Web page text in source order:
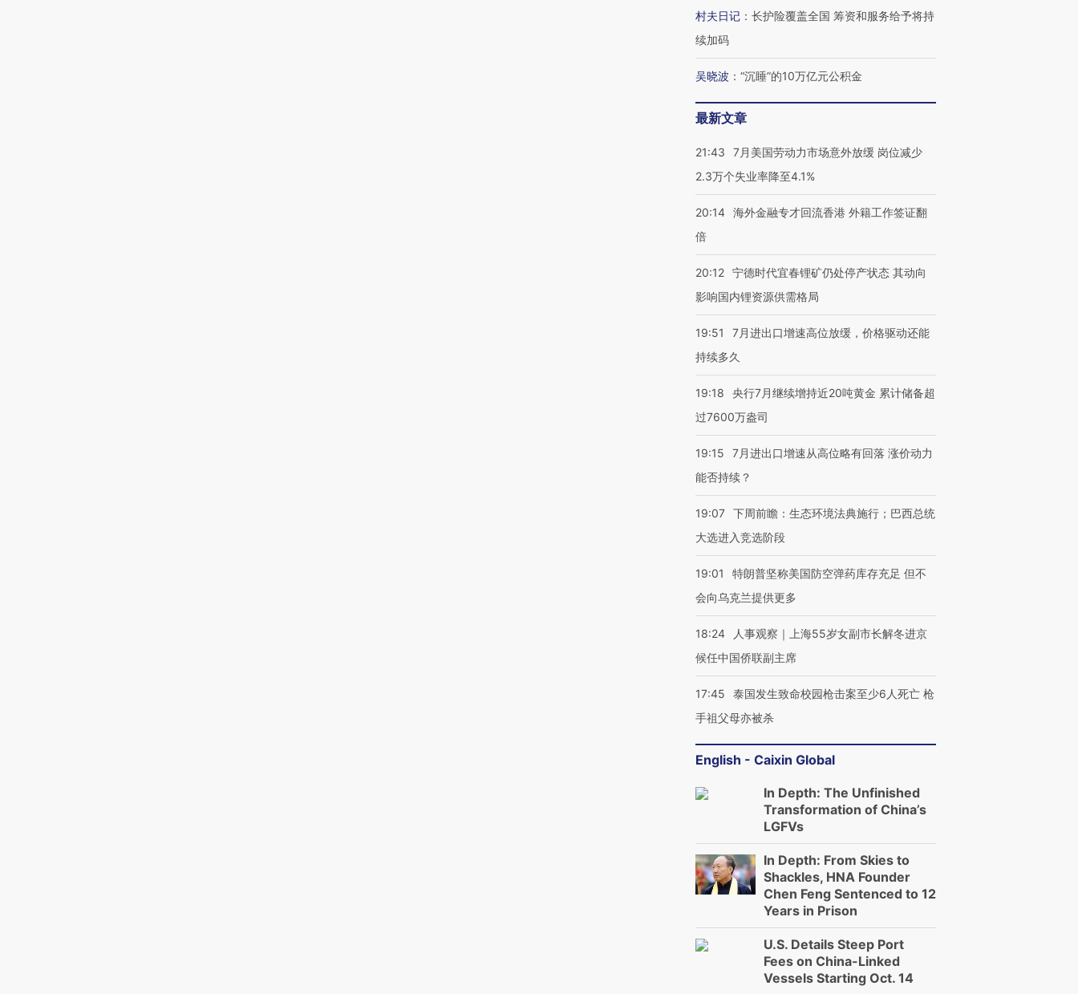
村夫日记 ： 长护险覆盖全国 筹资和服务给予将持
续加码
吴晓波 ： “沉睡”的10万亿元公积金
最新文章
21:43
7月美国劳动力市场意外放缓 岗位减少
2.3万个失业率降至4.1%
20:14 海外金融专才回流香港 外籍工作签证翻
倍
20:12 宁德时代宜春锂矿仍处停产状态 其动向
影响国内锂资源供需格局
19:51
7月进出口增速高位放缓，价格驱动还能
持续多久
19:18
央行7月继续增持近20吨黄金 累计储备超
过7600万盎司
19:15
7月进出口增速从高位略有回落 涨价动力
能否持续？
19:07 下周前瞻：生态环境法典施行；巴西总统
大选进入竞选阶段
19:01
特朗普坚称美国防空弹药库存充足 但不
会向乌克兰提供更多
18:24
人事观察｜上海55岁女副市长解冬进京
候任中国侨联副主席
17:45
泰国发生致命校园枪击案至少6人死亡 枪
手祖父母亦被杀
English - Caixin Global
In Depth: The Unfinished
Transformation of China’s
LGFVs
In Depth: From Skies to
Shackles, HNA Founder
Chen Feng Sentenced to 12
Years in Prison
U.S. Details Steep Port
Fees on China-Linked
Vessels Starting Oct. 14